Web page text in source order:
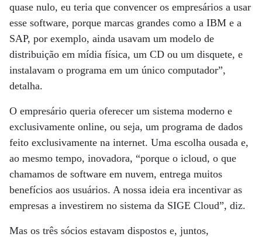
quase nulo, eu teria que convencer os empresários a usar
esse software, porque marcas grandes como a IBM e a
SAP, por exemplo, ainda usavam um modelo de
distribuição em mídia física, um CD ou um disquete, e
instalavam o programa em um único computador”,
detalha.
O empresário queria oferecer um sistema moderno e
exclusivamente online, ou seja, um programa de dados
feito exclusivamente na internet. Uma escolha ousada e,
ao mesmo tempo, inovadora, “porque o icloud, o que
chamamos de software em nuvem, entrega muitos
benefícios aos usuários. A nossa ideia era incentivar as
empresas a investirem no sistema da SIGE Cloud”, diz.
Mas os três sócios estavam dispostos e, juntos,